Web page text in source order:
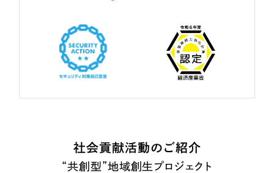
社会貢献活動のご紹介
“共創型”地域創生プロジェクト